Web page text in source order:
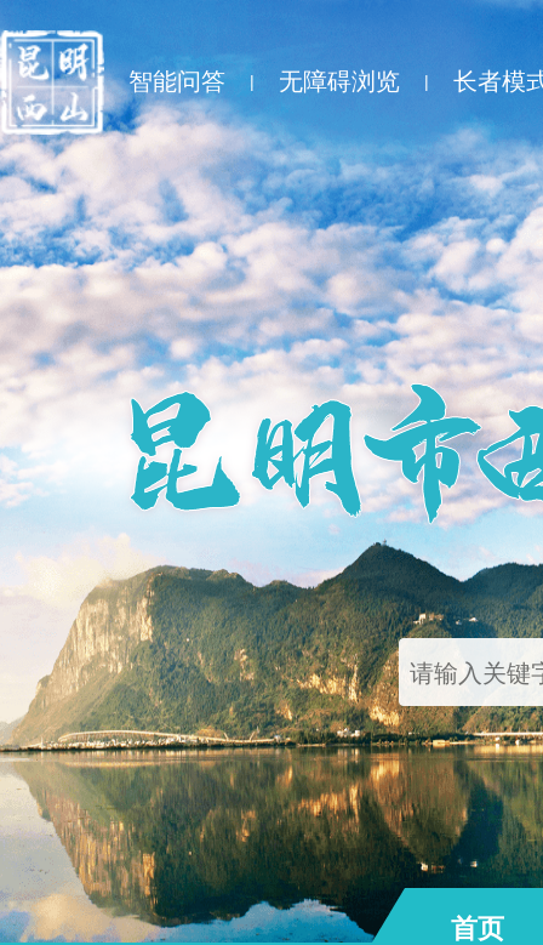
智能问答 | 无障碍浏览 | 长者模
首页